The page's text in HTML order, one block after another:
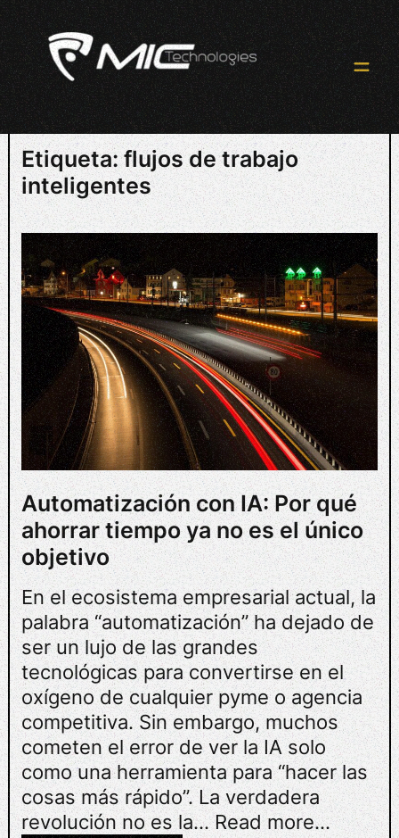
Skip
to
content
Etiqueta:flujos de trabajo
inteligentes
Automatización con IA: Por qué
ahorrar tiempo ya no es el único
objetivo
En el ecosistema empresarial actual, la
palabra “automatización” ha dejado de
ser un lujo de las grandes
tecnológicas para convertirse en el
oxígeno de cualquier pyme o agencia
competitiva. Sin embargo, muchos
cometen el error de ver la IA solo
como una herramienta para “hacer las
cosas más rápido”. La verdadera
revolución no es la…Read more...